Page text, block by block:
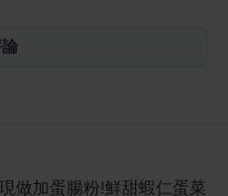
做加蛋腸粉!鮮甜蝦仁蛋菜